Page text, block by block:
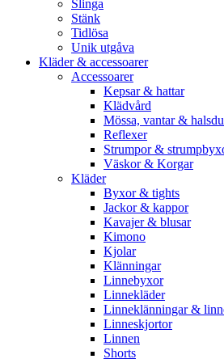
Slinga
Stänk
Tidlösa
Unik utgåva
Kläder & accessoarer
Accessoarer
Kepsar & hattar
Klädvård
Mössa, vantar &
Reflexer
Strumpor &
Väskor & Korgar
Kläder
Byxor & tights
Jackor & kappor
Kavajer & blusar
Kimono
Kjolar
Klänningar
Linnebyxor
Linnekläder
Linneklänningar &
Linneskjortor
Linnen
Shorts